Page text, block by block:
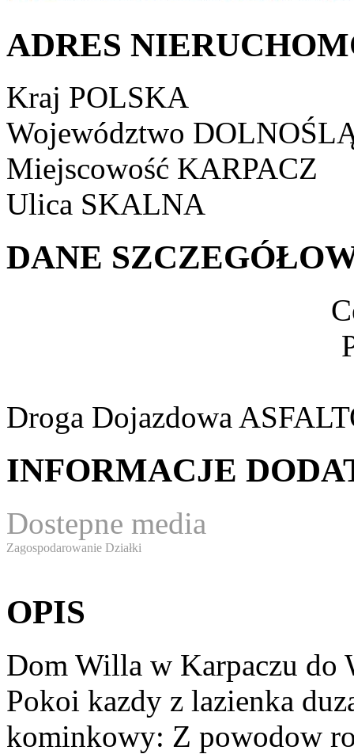
ADRES
Kraj POLSKA
Województwo
Miejscowość KARPACZ
Ulica SKALNA
DANE
Droga Dojazdowa
INFORMACJE
Dostepne media
Zagospodarowanie Działki
OPIS
Dom Willa w Karpaczu do
Pokoi kazdy z lazienka
kominkowy: Z powodow